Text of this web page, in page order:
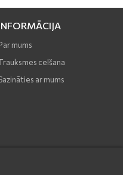
mums
celšana
ar mums